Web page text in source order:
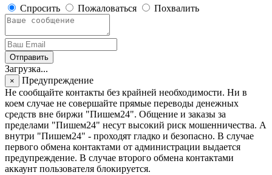
Спросить Пожаловаться Похвалить
Отправить
Загрузка...
×
Предупреждение
Не сообщайте контакты без крайней необходимости. Ни в
коем случае не совершайте прямые переводы денежных
средств вне биржи "Пишем24". Общение и заказы за
пределами "Пишем24" несут высокий риск мошенничества. А
внутри "Пишем24" - проходят гладко и безопасно. В случае
первого обмена контактами от администрации выдается
предупреждение. В случае второго обмена контактами
аккаунт пользователя блокируется.